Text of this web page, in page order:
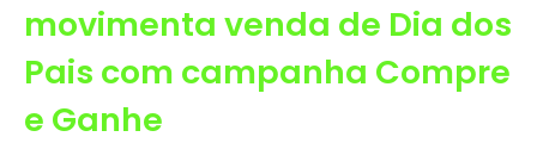
movimenta venda de Dia dos
Pais com campanha Compre
e Ganhe